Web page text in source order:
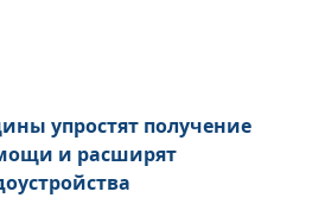
упростят получение
и расширят